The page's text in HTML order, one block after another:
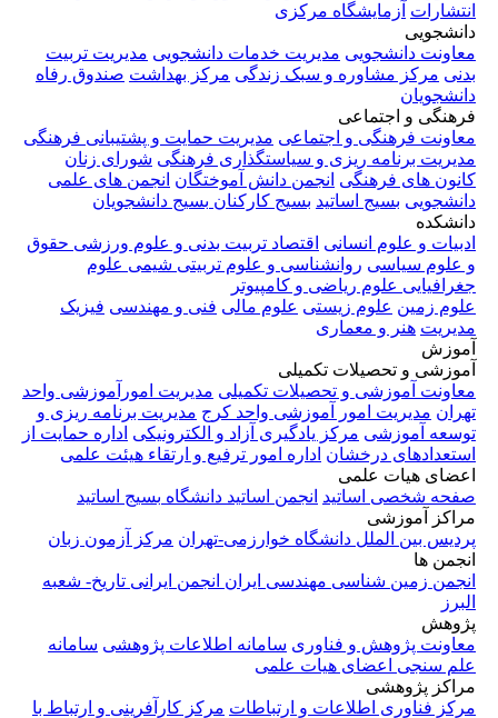
انتشارات آزمایشگاه مرکزی
دانشجویی
معاونت دانشجویی مدیریت خدمات دانشجویی مدیریت تربیت
بدنی مرکز مشاوره و سبک زندگی مرکز بهداشت صندوق رفاه
دانشجویان
فرهنگی و اجتماعی
معاونت فرهنگی و اجتماعی مدیریت حمایت و پشتیبانی فرهنگی
مدیریت برنامه ریزی و سیاستگذاری فرهنگی شورای زنان
کانون های فرهنگی انجمن دانش آموختگان انجمن های علمی
دانشجویی بسیج اساتید بسیج کارکنان بسیج دانشجویان
دانشکده
ادبیات و علوم انسانی اقتصاد تربیت بدنی و علوم ورزشی حقوق
و علوم سیاسی روانشناسی و علوم تربیتی شیمی علوم
جغرافیایی علوم ریاضی و کامپیوتر
علوم زمین علوم زیستی علوم مالی فنی و مهندسی فیزیک
مدیریت هنر و معماری
آموزش
آموزشی و تحصیلات تکمیلی
معاونت آموزشی و تحصیلات تکمیلی مدیریت امورآموزشی واحد
تهران مدیریت امور آموزشی واحد کرج مدیریت برنامه ریزی و
توسعه آموزشی مرکز یادگیری آزاد و الکترونیکی اداره حمایت از
استعدادهای درخشان اداره امور ترفیع و ارتقاء هیئت علمی
اعضای هیات علمی
صفحه شخصی اساتید انجمن اساتید دانشگاه بسیج اساتید
مراکز آموزشی
پردیس بین الملل دانشگاه خوارزمی-تهران مرکز آزمون زبان
انجمن ها
انجمن زمین شناسی مهندسی ایران انجمن ایرانی تاریخ- شعبه
البرز
پژوهش
معاونت پژوهش و فناوری سامانه اطلاعات پژوهشی سامانه
علم سنجی اعضای هیات علمی
مراکز پژوهشی
مرکز فناوری اطلاعات و ارتباطات مرکز کارآفرینی و ارتباط با